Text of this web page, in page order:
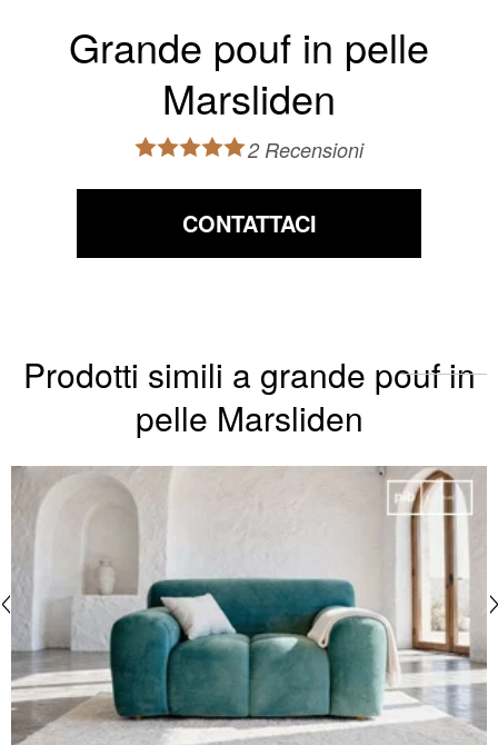
Grande pouf in pelle
Marsliden
2 Recensioni
CONTATTACI
Prodotti simili a grande pouf in
pelle Marsliden